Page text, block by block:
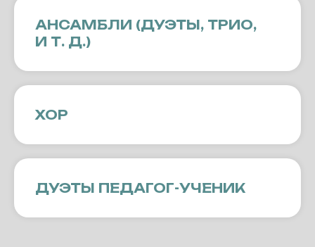
АНСАМБЛИ (ДУЭТЫ, ТРИО,
И Т. Д.)
ХОР
ДУЭТЫ ПЕДАГОГ-УЧЕНИК